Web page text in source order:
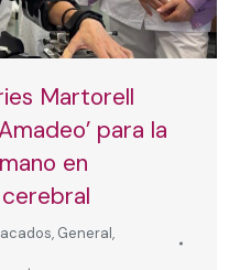
Martorell
para la
en
, General,